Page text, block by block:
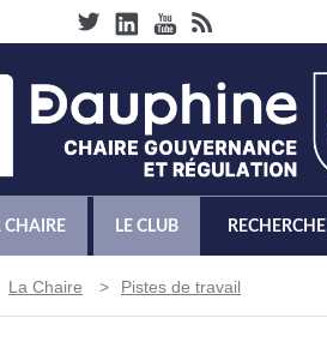
CHAIRE LE CLUB RECHERCHE
La Chaire Pistes de travail